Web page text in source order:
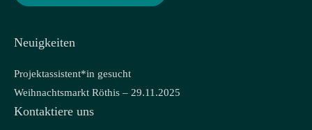
Neuigkeiten
Projektassistent*in gesucht
Weihnachtsmarkt Röthis – 29.11.2025
Kontaktiere uns